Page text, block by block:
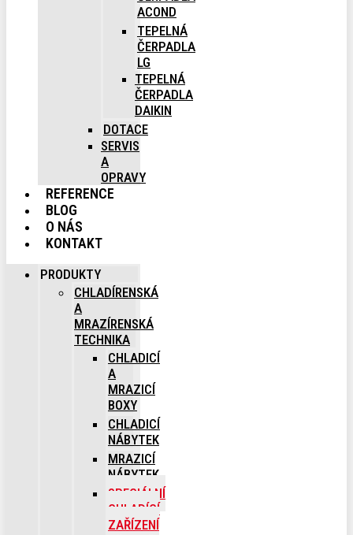
ACOND
TEPELNÁ
ČERPADLA
LG
TEPELNÁ
ČERPADLA
DAIKIN
DOTACE
SERVIS
A
OPRAVY
REFERENCE
BLOG
O NÁS
KONTAKT
PRODUKTY
CHLADÍRENSKÁ
A
MRAZÍRENSKÁ
TECHNIKA
CHLADICÍ
A
MRAZICÍ
BOXY
CHLADICÍ
NÁBYTEK
MRAZICÍ
NÁBYTEK
SPECIÁLNÍ
CHLADÍCÍ
ZAŘÍZENÍ